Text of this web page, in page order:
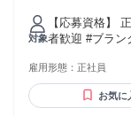
対象
【応募資格】 正看護師 【メリット】 #
者歓迎 #ブラン
雇用形態： 正社員
お気に